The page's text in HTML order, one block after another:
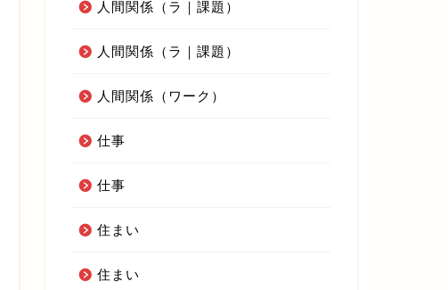
人間関係（ラ｜課題）
人間関係（ラ｜課題）
人間関係（ワーク）
仕事
仕事
住まい
住まい